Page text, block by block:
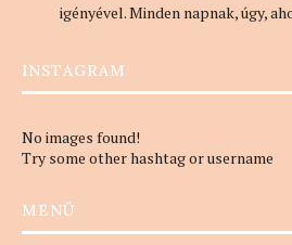
igényével. Minden napnak, úgy,
INSTAGRAM
No images found!
Try some other hashtag or username
MENÜ